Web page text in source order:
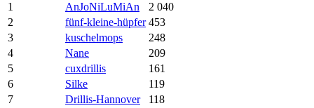
1
AnJoNiLuMiAn
2 040
2
fünf-kleine-hüpfer 453
3
kuschelmops
248
4
Nane
209
5
cuxdrillis
161
6
Silke
119
7
Drillis-Hannover
118